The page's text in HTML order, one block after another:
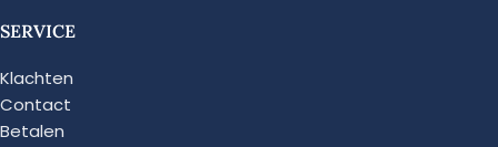
SERVICE
Klachten
Contact
Betalen